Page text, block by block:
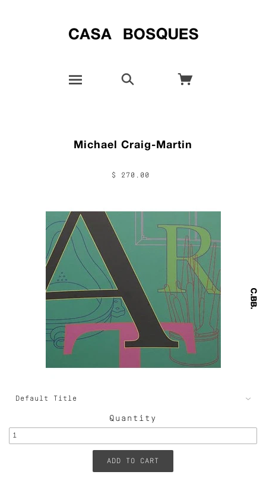
Michael Craig-Martin
$ 270.00
Quantity